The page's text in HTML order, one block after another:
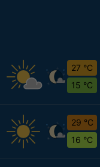
27 °C
15 °C
29 °C
16 °C